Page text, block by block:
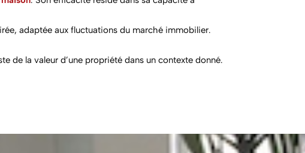
adaptée aux fluctuations du marché immobilier.
de la valeur d’une propriété dans un contexte donné.